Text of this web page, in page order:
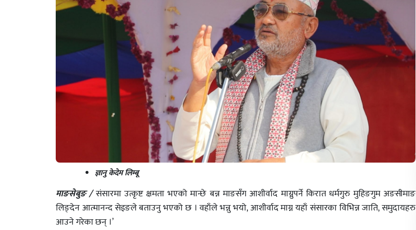
ज्ञानु केदेम लिम्बू
माङसेबुङ / संसारमा उत्कृष्ट क्षमता भएको मान्छे बन्न माङसँग आशीर्वाद माग्नुपर्ने किरात धर्मगुरु मुहिङगुम अङसीमाङ
लिङ्देन आत्मानन्द सेइङले बताउनु भएको छ । वहाँले भन्नु भयो, आशीर्वाद माग्न यहाँ संसारका विभिन्न जाति, समुदायहरु
आउने गरेका छन् ।’